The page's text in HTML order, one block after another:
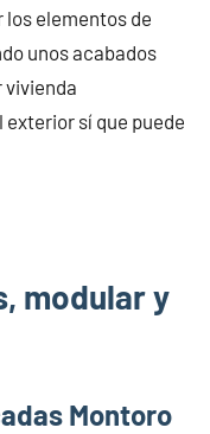
los elementos de
unos acabados
vivienda
sí que puede
modular y
Montoro